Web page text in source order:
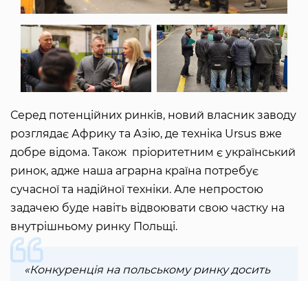
Серед потенційних ринків, новий власник заводу
розглядає Африку та Азію, де техніка Ursus вже
добре відома. Також пріоритетним є український
ринок, адже наша аграрна країна потребує
сучасної та надійної техніки. Але непростою
задачею буде навіть відвоювати свою частку на
внутрішньому ринку Польщі.
«Конкуренція на польському ринку досить